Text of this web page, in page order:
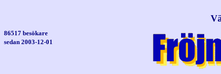
86517 besökare
sedan 2003-12-01